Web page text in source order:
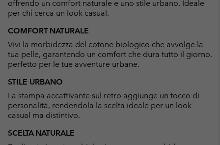
offrendo un comfort naturale e uno stile urbano. Ideale
per chi cerca un look casual.
COMFORT NATURALE
Vivi la morbidezza del cotone biologico che avvolge la
tua pelle, garantendo un comfort che dura tutto il giorno,
perfetto per le tue avventure urbane.
STILE URBANO
La stampa accattivante sul retro aggiunge un tocco di
personalità, rendendola la scelta ideale per un look
casual ma distintivo.
SCELTA NATURALE